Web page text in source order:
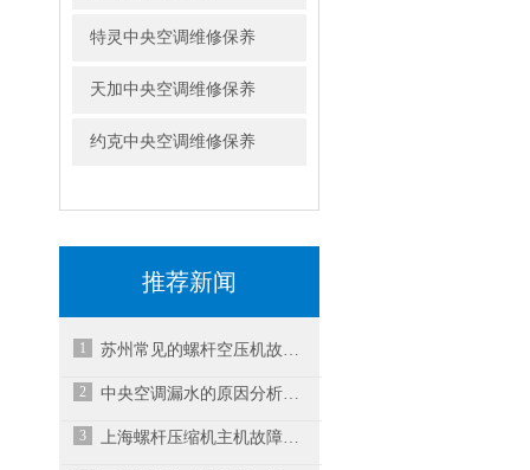
特灵中央空调维修保养
天加中央空调维修保养
约克中央空调维修保养
推荐新闻
1 苏州常见的螺杆空压机故障维修方法
2 中央空调漏水的原因分析及解决措施
3 上海螺杆压缩机主机故障及维修分析